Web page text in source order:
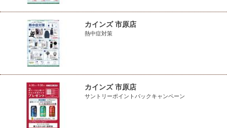
カインズ 市原店
熱中症対策
カインズ 市原店
サントリーポイントバックキャンペーン